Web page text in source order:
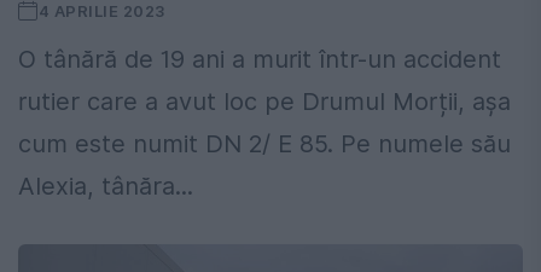
4 APRILIE 2023
O tânără de 19 ani a murit într-un accident
rutier care a avut loc pe Drumul Morții, așa
cum este numit DN 2/ E 85. Pe numele său
Alexia, tânăra...